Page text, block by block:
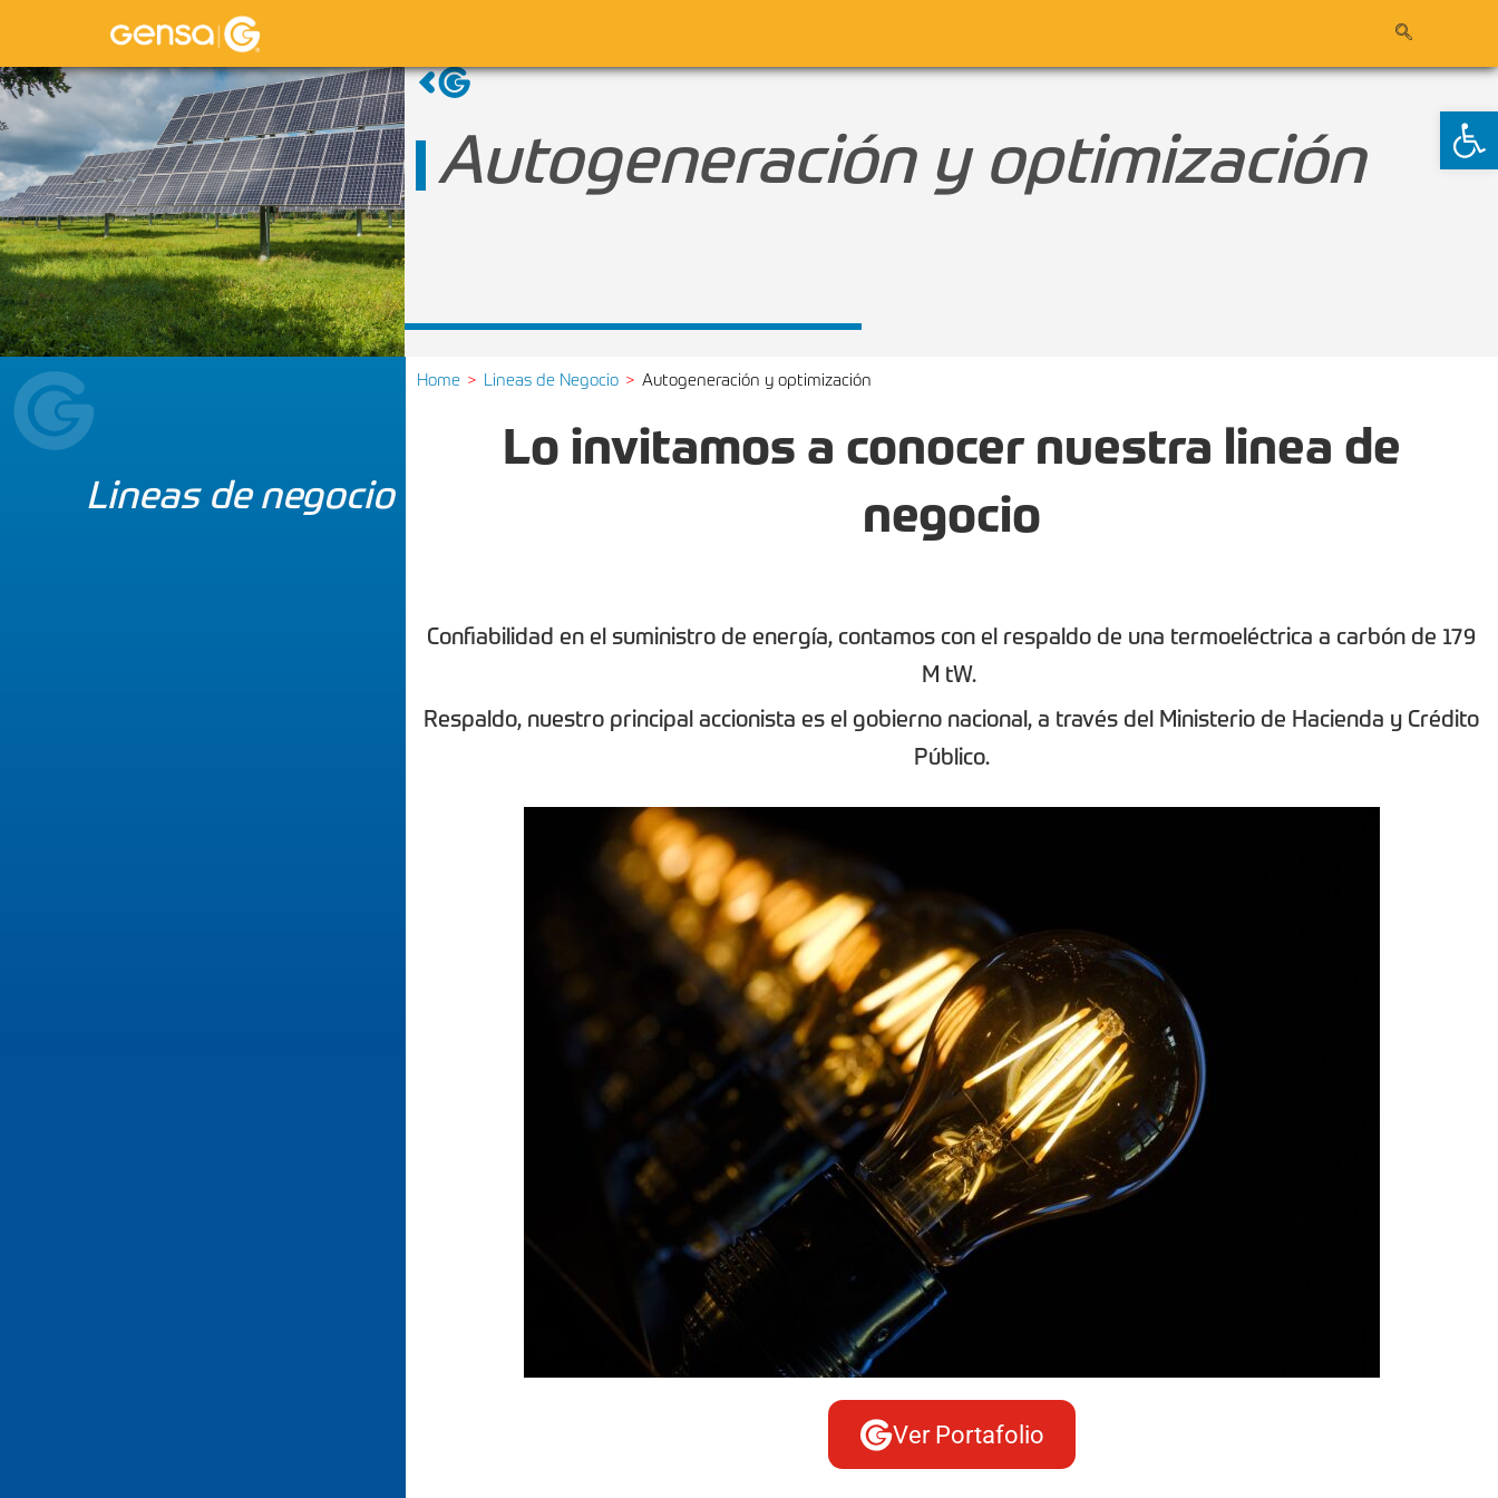
Autogeneración y optimización
Lineas de negocio
Home Lineas de Negocio Autogeneración y optimización
Lo invitamos a conocer nuestra linea de
negocio
Confiabilidad en el suministro de energía, contamos con el respaldo de una termoeléctrica a carbón de 179
M tW.
Respaldo, nuestro principal accionista es el gobierno nacional, a través del Ministerio de Hacienda y Crédito
Público.
Ver Portafolio